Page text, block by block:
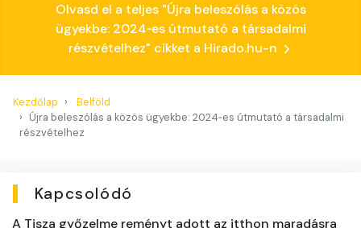
Olvasd el a teljes "Újra beleszólás a közös
ügyekbe: 2024‑es útmutató a társadalmi
részvételhez" cikket a Hirado.hu-n
Kezdőlap
Belföld
Újra beleszólás a közös ügyekbe: 2024‑es útmutató a társadalmi
részvételhez
Kapcsolódó
A Tisza győzelme reményt adott az itthon maradásra